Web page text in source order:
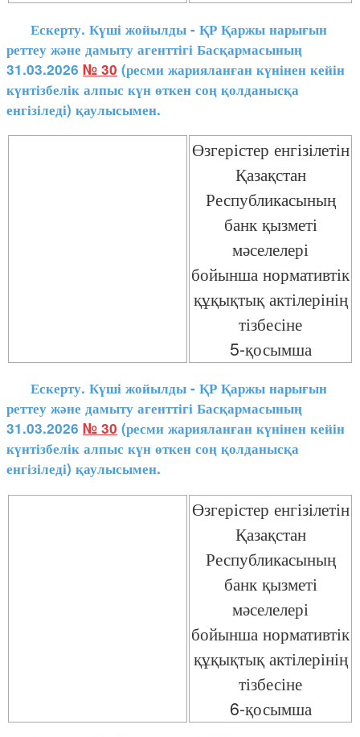
Ескерту. Күші жойылды - ҚР Қаржы нарығын
реттеу және дамыту агенттігі Басқармасының
31.03.2026 № 30 (ресми жарияланған күнінен кейін
күнтізбелік алпыс күн өткен соң қолданысқа
енгізіледі) қаулысымен.
Өзгерістер енгізілетін
Қазақстан
Республикасының
банк қызметі
мәселелері
бойынша нормативтік
құқықтық актілерінің
тізбесіне
5-қосымша
Ескерту. Күші жойылды - ҚР Қаржы нарығын
реттеу және дамыту агенттігі Басқармасының
31.03.2026 № 30 (ресми жарияланған күнінен кейін
күнтізбелік алпыс күн өткен соң қолданысқа
енгізіледі) қаулысымен.
Өзгерістер енгізілетін
Қазақстан
Республикасының
банк қызметі
мәселелері
бойынша нормативтік
құқықтық актілерінің
тізбесіне
6-қосымша